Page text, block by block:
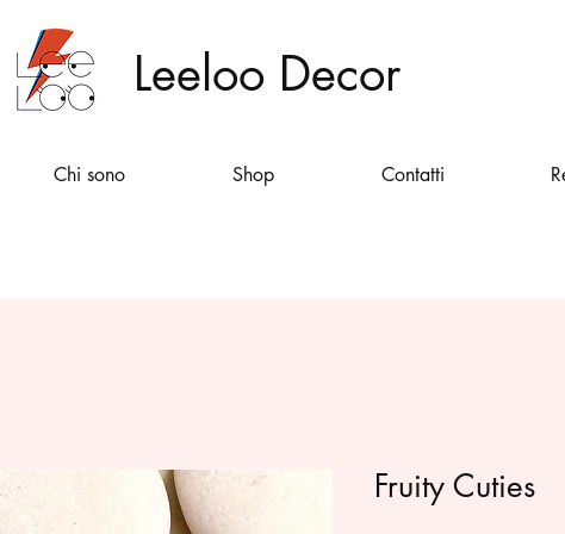
Leeloo Decor
Chi sono Shop Contatti
Fruity Cuties